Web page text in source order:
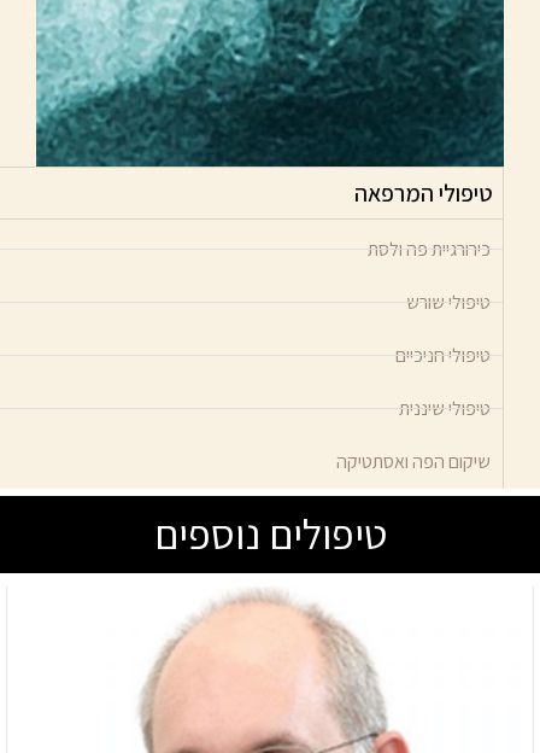
טיפולי המרפאה
כירורגיית פה ולסת
טיפולי שורש
טיפולי חניכיים
טיפולי שיננית
שיקום הפה ואסתטיקה
טיפולים נוספים